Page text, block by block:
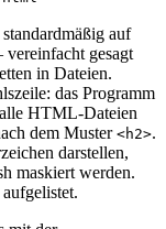
auf
vereinfacht gesagt
in Dateien.
das Programm
HTML-Dateien
dem Muster <h2>.
darstellen,
maskiert werden.